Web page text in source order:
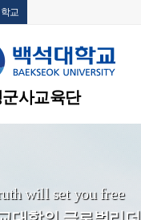
교
사교육단
will set you free